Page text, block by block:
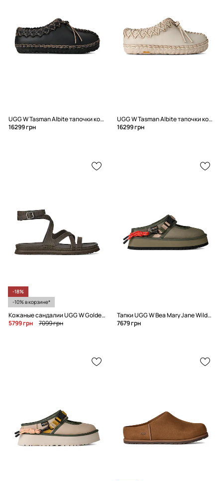
UGG W Tasman Albite тапочки кожаные
16299 грн
UGG W Tasman Albite тапочки кожаные
16299 грн
-18%
-10% в корзине*
Кожаные сандалии UGG W Goldengaze Embossed Ankle Wrap
5799 грн
7099 грн
Тапки UGG W Bea Mary Jane Wildwood
7679 грн